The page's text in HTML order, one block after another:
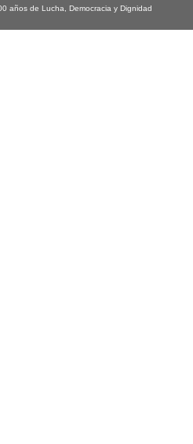
años de Lucha, Democracia y Dignidad